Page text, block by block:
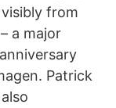
from
a major
Patrick